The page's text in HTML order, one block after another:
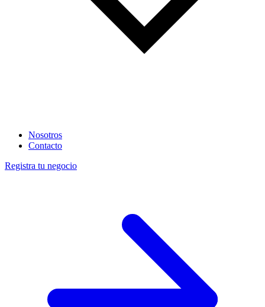
Nosotros
Contacto
Registra tu negocio